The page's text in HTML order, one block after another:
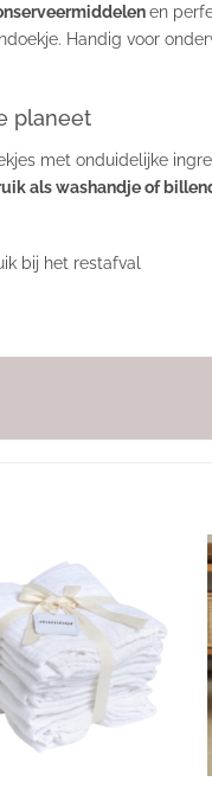
en
Handig voor
planeet
met onduidelijke
als washandje of
bij het restafval